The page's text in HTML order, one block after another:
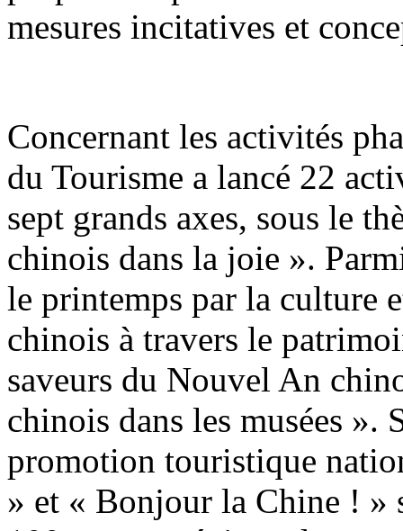
mesures incitatives et
Concernant les activités
du Tourisme a lancé 22
sept grands axes, sous le
chinois dans la joie ».
le printemps par la culture
chinois à travers le
saveurs du Nouvel An
chinois dans les musées ».
promotion touristique
» et « Bonjour la Chine ! »